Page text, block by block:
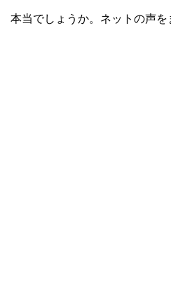
本当でしょうか。ネットの声を